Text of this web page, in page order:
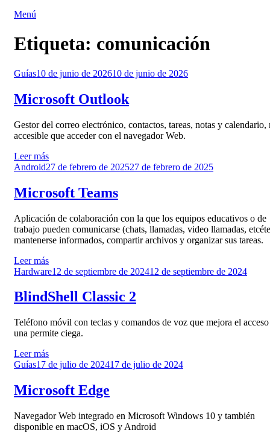
Saltar
contenido
Menú
Etiqueta: comunicación
GuíasPublicado
10 de junio de 202610 de junio de 2026
Microsoft Outlook
Gestor del correo electrónico, contactos, tareas, notas y calendario,
accesible que acceder con el navegador Web.
Leer más
AndroidPublicado
27 de febrero de 202527 de febrero de 2025
Microsoft Teams
Aplicación de colaboración con la que los equipos educativos o de
trabajo pueden comunicarse (chats, llamadas, video llamadas,
mantenerse informados, compartir archivos y organizar sus tareas.
Leer más
HardwarePublicado
12 de septiembre de 202412 de septiembre de 2024
BlindShell Classic 2
Teléfono móvil con teclas y comandos de voz que mejora el
una permite ciega.
Leer más
GuíasPublicado
17 de julio de 202417 de julio de 2024
Microsoft Edge
Navegador Web integrado en Microsoft Windows 10 y también
disponible en macOS, iOS y Android